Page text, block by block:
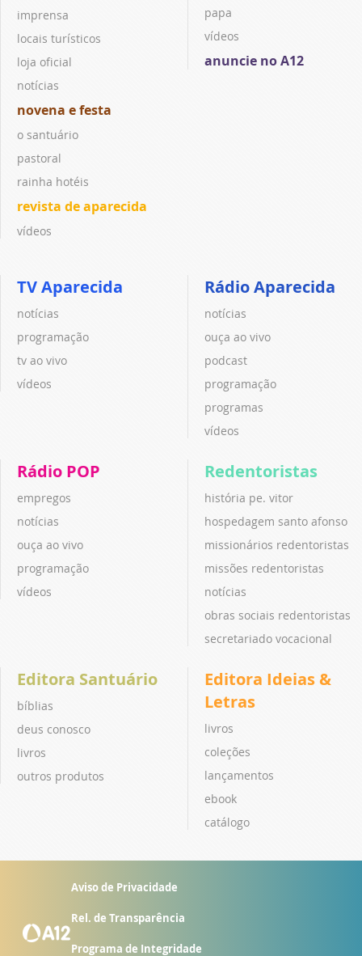
imprensa
locais turísticos
loja oficial
notícias
novena e festa
o santuário
pastoral
rainha hotéis
revista de aparecida
vídeos
papa
vídeos
anuncie no A12
TV Aparecida
notícias
programação
tv ao vivo
vídeos
Rádio Aparecida
notícias
ouça ao vivo
podcast
programação
programas
vídeos
Rádio POP
empregos
notícias
ouça ao vivo
programação
vídeos
Redentoristas
história pe. vitor
hospedagem santo afonso
missionários redentoristas
missões redentoristas
notícias
obras sociais redentoristas
secretariado vocacional
Editora Santuário
bíblias
deus conosco
livros
outros produtos
Editora Ideias &
Letras
livros
coleções
lançamentos
ebook
catálogo
Aviso de Privacidade
Rel. de Transparência
Programa de Integridade